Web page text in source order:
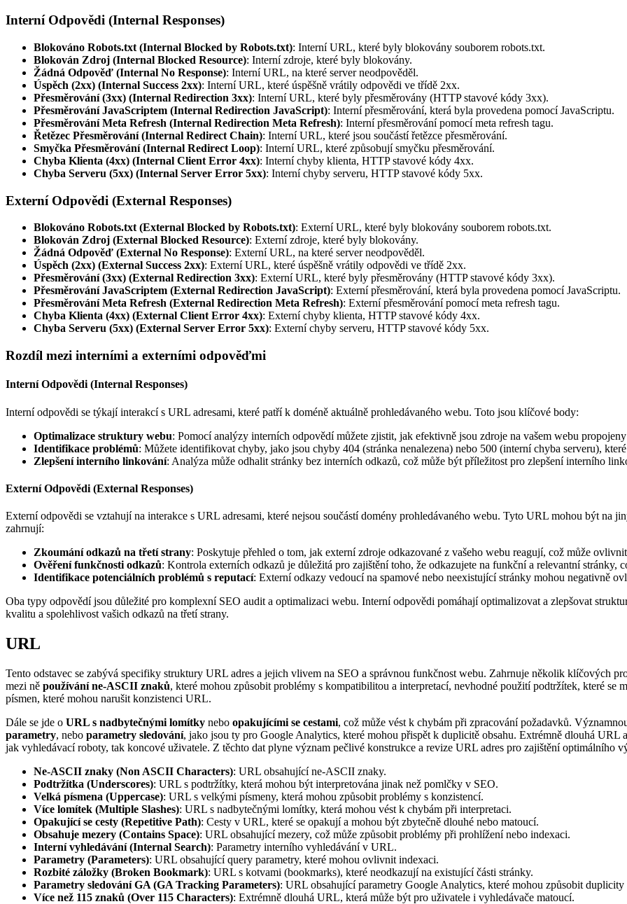
Interní Odpovědi (Internal Responses)
Blokováno Robots.txt (Internal Blocked by Robots.txt): Interní URL, které byly blokovány souborem robots.txt.
Blokován Zdroj (Internal Blocked Resource): Interní zdroje, které byly blokovány.
Žádná Odpověď (Internal No Response): Interní URL, na které server neodpověděl.
Úspěch (2xx) (Internal Success 2xx): Interní URL, které úspěšně vrátily odpovědi ve třídě 2xx.
Přesměrování (3xx) (Internal Redirection 3xx): Interní URL, které byly přesměrovány (HTTP stavové kódy 3xx).
Přesměrování JavaScriptem (Internal Redirection JavaScript): Interní přesměrování, která byla provedena pomocí JavaScriptu.
Přesměrování Meta Refresh (Internal Redirection Meta Refresh): Interní přesměrování pomocí meta refresh tagu.
Řetězec Přesměrování (Internal Redirect Chain): Interní URL, které jsou součástí řetězce přesměrování.
Smyčka Přesměrování (Internal Redirect Loop): Interní URL, které způsobují smyčku přesměrování.
Chyba Klienta (4xx) (Internal Client Error 4xx): Interní chyby klienta, HTTP stavové kódy 4xx.
Chyba Serveru (5xx) (Internal Server Error 5xx): Interní chyby serveru, HTTP stavové kódy 5xx.
Externí Odpovědi (External Responses)
Blokováno Robots.txt (External Blocked by Robots.txt): Externí URL, které byly blokovány souborem robots.txt.
Blokován Zdroj (External Blocked Resource): Externí zdroje, které byly blokovány.
Žádná Odpověď (External No Response): Externí URL, na které server neodpověděl.
Úspěch (2xx) (External Success 2xx): Externí URL, které úspěšně vrátily odpovědi ve třídě 2xx.
Přesměrování (3xx) (External Redirection 3xx): Externí URL, které byly přesměrovány (HTTP stavové kódy 3xx).
Přesměrování JavaScriptem (External Redirection JavaScript): Externí přesměrování, která byla provedena pomocí JavaScriptu.
Přesměrování Meta Refresh (External Redirection Meta Refresh): Externí přesměrování pomocí meta refresh tagu.
Chyba Klienta (4xx) (External Client Error 4xx): Externí chyby klienta, HTTP stavové kódy 4xx.
Chyba Serveru (5xx) (External Server Error 5xx): Externí chyby serveru, HTTP stavové kódy 5xx.
Rozdíl mezi interními a externími odpověďmi
Interní Odpovědi (Internal Responses)
Interní odpovědi se týkají interakcí s URL adresami, které patří k doméně aktuálně prohledávaného webu. Toto jsou klíčové body:
Optimalizace struktury webu: Pomocí analýzy interních odpovědí můžete zjistit, jak efektivně jsou zdroje na vašem webu
Identifikace problémů: Můžete identifikovat chyby, jako jsou chyby 404 (stránka nenalezena) nebo 500 (interní chyba serveru),
Zlepšení interního linkování: Analýza může odhalit stránky bez interních odkazů, což může být příležitost pro zlepšení interního
Externí Odpovědi (External Responses)
Externí odpovědi se vztahují na interakce s URL adresami, které nejsou součástí domény prohledávaného webu. Tyto URL mohou být na
zahrnují:
Zkoumání odkazů na třetí strany: Poskytuje přehled o tom, jak externí zdroje odkazované z vašeho webu reagují, což může
Ověření funkčnosti odkazů: Kontrola externích odkazů je důležitá pro zajištění toho, že odkazujete na funkční a relevantní stránky,
Identifikace potenciálních problémů s reputací: Externí odkazy vedoucí na spamové nebo neexistující stránky mohou negativně
Oba typy odpovědí jsou důležité pro komplexní SEO audit a optimalizaci webu. Interní odpovědi pomáhají optimalizovat a zlepšovat
kvalitu a spolehlivost vašich odkazů na třetí strany.
URL
Tento odstavec se zabývá specifiky struktury URL adres a jejich vlivem na SEO a správnou funkčnost webu. Zahrnuje několik klíčových
mezi ně používání ne-ASCII znaků, které mohou způsobit problémy s kompatibilitou a interpretací, nevhodné použití podtržítek, které
písmen, které mohou narušit konzistenci URL.
Dále se jde o URL s nadbytečnými lomítky nebo opakujícími se cestami, což může vést k chybám při zpracování požadavků.
parametry, nebo parametry sledování, jako jsou ty pro Google Analytics, které mohou přispět k duplicitě obsahu. Extrémně dlouhá
jak vyhledávací roboty, tak koncové uživatele. Z těchto dat plyne význam pečlivé konstrukce a revize URL adres pro zajištění optimálního
Ne-ASCII znaky (Non ASCII Characters): URL obsahující ne-ASCII znaky.
Podtržítka (Underscores): URL s podtržítky, která mohou být interpretována jinak než pomlčky v SEO.
Velká písmena (Uppercase): URL s velkými písmeny, která mohou způsobit problémy s konzistencí.
Více lomítek (Multiple Slashes): URL s nadbytečnými lomítky, která mohou vést k chybám při interpretaci.
Opakující se cesty (Repetitive Path): Cesty v URL, které se opakují a mohou být zbytečně dlouhé nebo matoucí.
Obsahuje mezery (Contains Space): URL obsahující mezery, což může způsobit problémy při prohlížení nebo indexaci.
Interní vyhledávání (Internal Search): Parametry interního vyhledávání v URL.
Parametry (Parameters): URL obsahující query parametry, které mohou ovlivnit indexaci.
Rozbité záložky (Broken Bookmark): URL s kotvami (bookmarks), které neodkazují na existující části stránky.
Parametry sledování GA (GA Tracking Parameters): URL obsahující parametry Google Analytics, které mohou způsobit duplicity
Více než 115 znaků (Over 115 Characters): Extrémně dlouhá URL, která může být pro uživatele i vyhledávače matoucí.